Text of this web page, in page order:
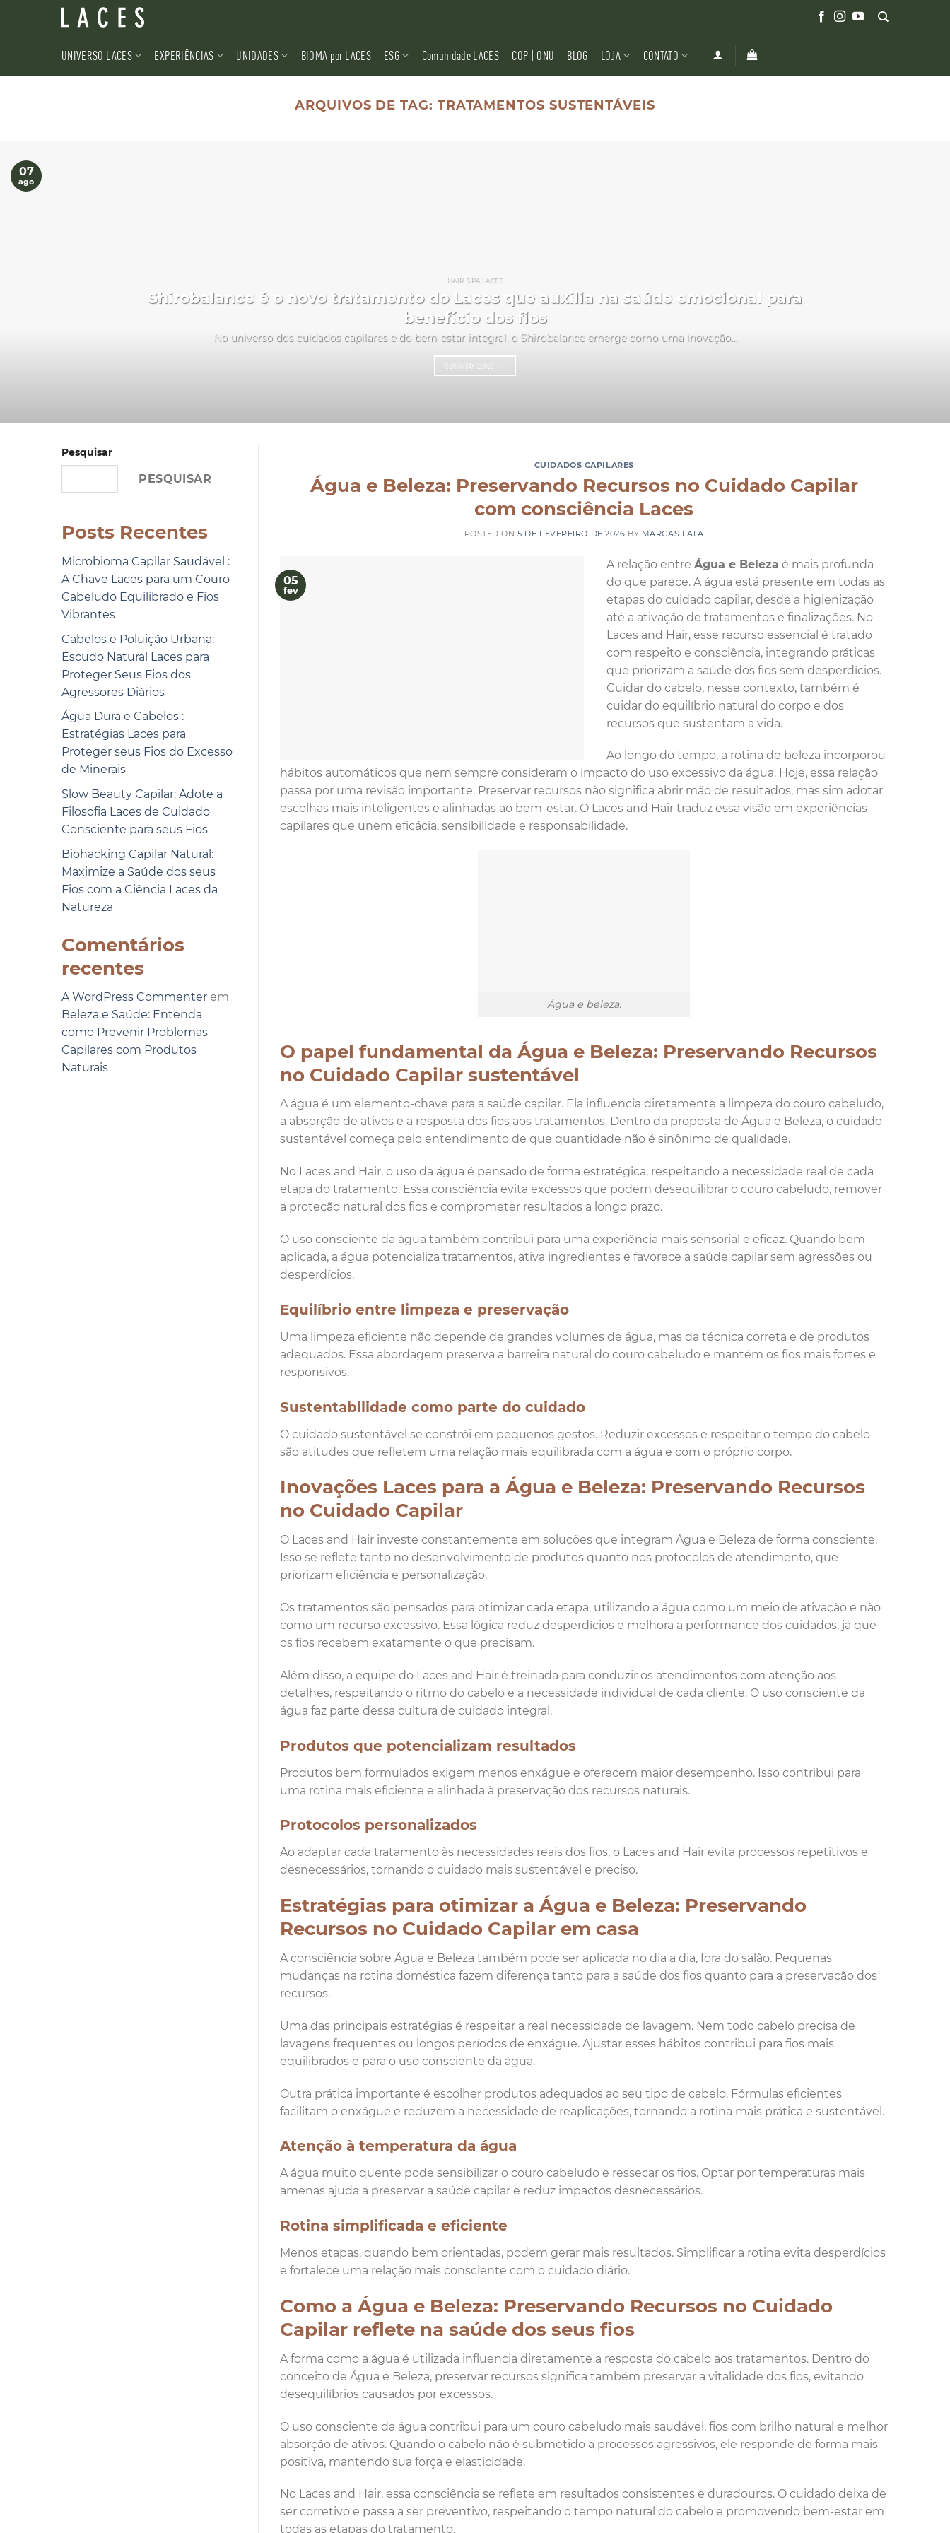
UNIVERSO LACES EXPERIÊNCIAS UNIDADES BIOMA por LACES ESG Comunidade LACES COP | ONU BLOG LOJA CONTATO
ARQUIVOS DE TAG: TRATAMENTOS SUSTENTÁVEIS
HAIR SPA LACES
Shirobalance é o novo tratamento do Laces que auxilia na saúde emocional para
benefício dos fios
No universo dos cuidados capilares e do bem-estar integral, o Shirobalance emerge como uma inovação...
CONTINUAR LENDO →
07
ago
Pesquisar
PESQUISAR
Posts Recentes
Microbioma Capilar Saudável :
A Chave Laces para um Couro
Cabeludo Equilibrado e Fios
Vibrantes
Cabelos e Poluição Urbana:
Escudo Natural Laces para
Proteger Seus Fios dos
Agressores Diários
Água Dura e Cabelos :
Estratégias Laces para
Proteger seus Fios do Excesso
de Minerais
Slow Beauty Capilar: Adote a
Filosofia Laces de Cuidado
Consciente para seus Fios
Biohacking Capilar Natural:
Maximize a Saúde dos seus
Fios com a Ciência Laces da
Natureza
Comentários
recentes
A WordPress Commenter em
Beleza e Saúde: Entenda
como Prevenir Problemas
Capilares com Produtos
Naturais
CUIDADOS CAPILARES
Água e Beleza: Preservando Recursos no Cuidado Capilar
com consciência Laces
POSTED ON5 DE FEVEREIRO DE 2026 BY MARCAS FALA
05
fev
A relação entreÁgua e Beleza é mais profunda
do que parece. A água está presente em todas as
etapas do cuidado capilar, desde a higienização
até a ativação de tratamentos e finalizações. No
Laces and Hair, esse recurso essencial é tratado
com respeito e consciência, integrando práticas
que priorizam a saúde dos fios sem desperdícios.
Cuidar do cabelo, nesse contexto, também é
cuidar do equilíbrio natural do corpo e dos
recursos que sustentam a vida.
Ao longo do tempo, a rotina de beleza incorporou
hábitos automáticos que nem sempre consideram o impacto do uso excessivo da água. Hoje, essa relação
passa por uma revisão importante. Preservar recursos não significa abrir mão de resultados, mas sim adotar
escolhas mais inteligentes e alinhadas ao bem-estar. O Laces and Hair traduz essa visão em experiências
capilares que unem eficácia, sensibilidade e responsabilidade.
Água e beleza.
O papel fundamental da Água e Beleza: Preservando Recursos
no Cuidado Capilar sustentável
A água é um elemento-chave para a saúde capilar. Ela influencia diretamente a limpeza do couro cabeludo,
a absorção de ativos e a resposta dos fios aos tratamentos. Dentro da proposta de Água e Beleza, o cuidado
sustentável começa pelo entendimento de que quantidade não é sinônimo de qualidade.
No Laces and Hair, o uso da água é pensado de forma estratégica, respeitando a necessidade real de cada
etapa do tratamento. Essa consciência evita excessos que podem desequilibrar o couro cabeludo, remover
a proteção natural dos fios e comprometer resultados a longo prazo.
O uso consciente da água também contribui para uma experiência mais sensorial e eficaz. Quando bem
aplicada, a água potencializa tratamentos, ativa ingredientes e favorece a saúde capilar sem agressões ou
desperdícios.
Equilíbrio entre limpeza e preservação
Uma limpeza eficiente não depende de grandes volumes de água, mas da técnica correta e de produtos
adequados. Essa abordagem preserva a barreira natural do couro cabeludo e mantém os fios mais fortes e
responsivos.
Sustentabilidade como parte do cuidado
O cuidado sustentável se constrói em pequenos gestos. Reduzir excessos e respeitar o tempo do cabelo
são atitudes que refletem uma relação mais equilibrada com a água e com o próprio corpo.
Inovações Laces para a Água e Beleza: Preservando Recursos
no Cuidado Capilar
O Laces and Hair investe constantemente em soluções que integram Água e Beleza de forma consciente.
Isso se reflete tanto no desenvolvimento de produtos quanto nos protocolos de atendimento, que
priorizam eficiência e personalização.
Os tratamentos são pensados para otimizar cada etapa, utilizando a água como um meio de ativação e não
como um recurso excessivo. Essa lógica reduz desperdícios e melhora a performance dos cuidados, já que
os fios recebem exatamente o que precisam.
Além disso, a equipe do Laces and Hair é treinada para conduzir os atendimentos com atenção aos
detalhes, respeitando o ritmo do cabelo e a necessidade individual de cada cliente. O uso consciente da
água faz parte dessa cultura de cuidado integral.
Produtos que potencializam resultados
Produtos bem formulados exigem menos enxágue e oferecem maior desempenho. Isso contribui para
uma rotina mais eficiente e alinhada à preservação dos recursos naturais.
Protocolos personalizados
Ao adaptar cada tratamento às necessidades reais dos fios, o Laces and Hair evita processos repetitivos e
desnecessários, tornando o cuidado mais sustentável e preciso.
Estratégias para otimizar a Água e Beleza: Preservando
Recursos no Cuidado Capilar em casa
A consciência sobre Água e Beleza também pode ser aplicada no dia a dia, fora do salão. Pequenas
mudanças na rotina doméstica fazem diferença tanto para a saúde dos fios quanto para a preservação dos
recursos.
Uma das principais estratégias é respeitar a real necessidade de lavagem. Nem todo cabelo precisa de
lavagens frequentes ou longos períodos de enxágue. Ajustar esses hábitos contribui para fios mais
equilibrados e para o uso consciente da água.
Outra prática importante é escolher produtos adequados ao seu tipo de cabelo. Fórmulas eficientes
facilitam o enxágue e reduzem a necessidade de reaplicações, tornando a rotina mais prática e sustentável.
Atenção à temperatura da água
A água muito quente pode sensibilizar o couro cabeludo e ressecar os fios. Optar por temperaturas mais
amenas ajuda a preservar a saúde capilar e reduz impactos desnecessários.
Rotina simplificada e eficiente
Menos etapas, quando bem orientadas, podem gerar mais resultados. Simplificar a rotina evita desperdícios
e fortalece uma relação mais consciente com o cuidado diário.
Como a Água e Beleza: Preservando Recursos no Cuidado
Capilar reflete na saúde dos seus fios
A forma como a água é utilizada influencia diretamente a resposta do cabelo aos tratamentos. Dentro do
conceito de Água e Beleza, preservar recursos significa também preservar a vitalidade dos fios, evitando
desequilíbrios causados por excessos.
O uso consciente da água contribui para um couro cabeludo mais saudável, fios com brilho natural e melhor
absorção de ativos. Quando o cabelo não é submetido a processos agressivos, ele responde de forma mais
positiva, mantendo sua força e elasticidade.
No Laces and Hair, essa consciência se reflete em resultados consistentes e duradouros. O cuidado deixa de
ser corretivo e passa a ser preventivo, respeitando o tempo natural do cabelo e promovendo bem-estar em
todas as etapas do tratamento.